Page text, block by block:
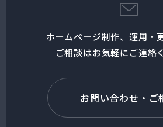
ホームページ制作、 運用・
ご相談はお気軽にご連絡
お問い合わせ・ご